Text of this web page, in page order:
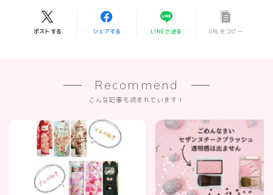
ポストする シェアする LINEで送る URLをコピー
Recommend
こんな記事も読まれています！